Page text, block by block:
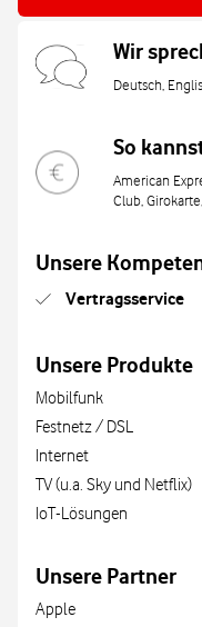
Wir
Deutsch,
So
American
Club,
Unsere
Vertragsservice
Unsere Produkte
Mobilfunk
Festnetz / DSL
Internet
TV (u.a. Sky und Netflix)
IoT-Lösungen
Unsere Partner
Apple